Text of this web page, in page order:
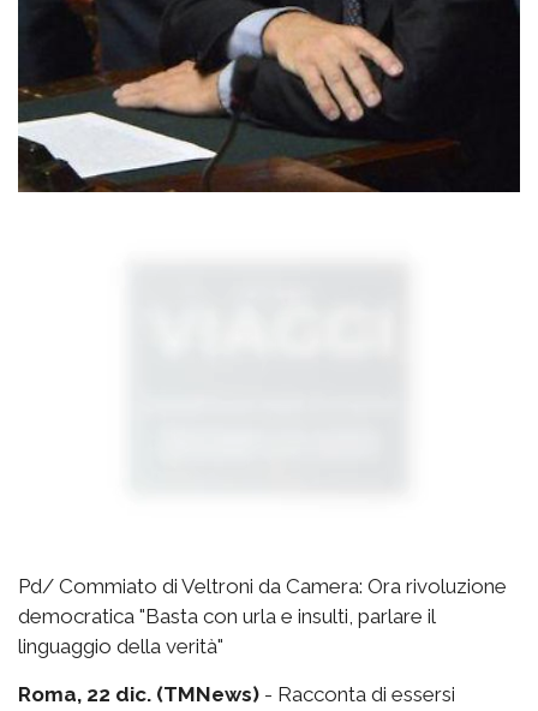
Pd/ Commiato di Veltroni da Camera: Ora rivoluzione
democratica "Basta con urla e insulti, parlare il
linguaggio della verità"
Roma, 22 dic. (TMNews) - Racconta di essersi